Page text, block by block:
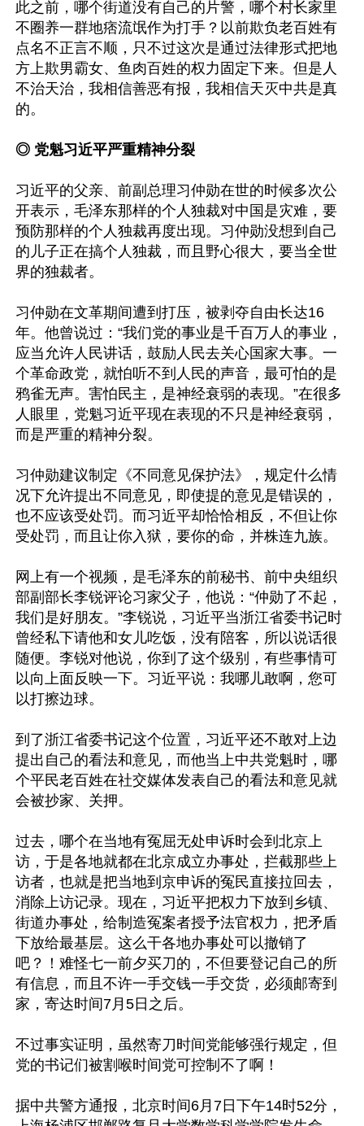
此之前，哪个街道没有自己的片警，哪个村长家里
不圈养一群地痞流氓作为打手？以前欺负老百姓有
点名不正言不顺，只不过这次是通过法律形式把地
方上欺男霸女、鱼肉百姓的权力固定下来。但是人
不治天治，我相信善恶有报，我相信天灭中共是真
的。
◎ 党魁习近平严重精神分裂
习近平的父亲、前副总理习仲勋在世的时候多次公
开表示，毛泽东那样的个人独裁对中国是灾难，要
预防那样的个人独裁再度出现。习仲勋没想到自己
的儿子正在搞个人独裁，而且野心很大，要当全世
界的独裁者。
习仲勋在文革期间遭到打压，被剥夺自由长达16
年。他曾说过：“我们党的事业是千百万人的事业，
应当允许人民讲话，鼓励人民去关心国家大事。一
个革命政党，就怕听不到人民的声音，最可怕的是
鸦雀无声。害怕民主，是神经衰弱的表现。”在很多
人眼里，党魁习近平现在表现的不只是神经衰弱，
而是严重的精神分裂。
习仲勋建议制定《不同意见保护法》，规定什么情
况下允许提出不同意见，即使提的意见是错误的，
也不应该受处罚。而习近平却恰恰相反，不但让你
受处罚，而且让你入狱，要你的命，并株连九族。
网上有一个视频，是毛泽东的前秘书、前中央组织
部副部长李锐评论习家父子，他说：“仲勋了不起，
我们是好朋友。”李锐说，习近平当浙江省委书记时
曾经私下请他和女儿吃饭，没有陪客，所以说话很
随便。李锐对他说，你到了这个级别，有些事情可
以向上面反映一下。习近平说：我哪儿敢啊，您可
以打擦边球。
到了浙江省委书记这个位置，习近平还不敢对上边
提出自己的看法和意见，而他当上中共党魁时，哪
个平民老百姓在社交媒体发表自己的看法和意见就
会被抄家、关押。
过去，哪个在当地有冤屈无处申诉时会到北京上
访，于是各地就都在北京成立办事处，拦截那些上
访者，也就是把当地到京申诉的冤民直接拉回去，
消除上访记录。现在，习近平把权力下放到乡镇、
街道办事处，给制造冤案者授予法官权力，把矛盾
下放给最基层。这么干各地办事处可以撤销了
吧？！难怪七一前夕买刀的，不但要登记自己的所
有信息，而且不许一手交钱一手交货，必须邮寄到
家，寄达时间7月5日之后。
不过事实证明，虽然寄刀时间党能够强行规定，但
党的书记们被割喉时间党可控制不了啊！
据中共警方通报，北京时间6月7日下午14时52分，